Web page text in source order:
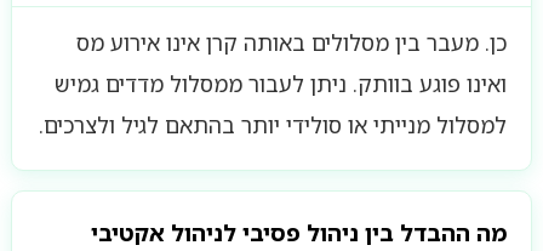
כן. מעבר בין מסלולים באותה קרן אינו אירוע מס
ואינו פוגע בוותק. ניתן לעבור ממסלול מדדים גמיש
למסלול מנייתי או סולידי יותר בהתאם לגיל ולצרכים.
מה ההבדל בין ניהול פסיבי לניהול אקטיבי